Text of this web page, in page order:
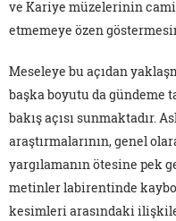
ve Kariye müzelerinin cami
etmemeye özen
Meseleye bu açıdan
başka boyutu da gündeme
bakış açısı sunmaktadır.
araştırmalarının, genel
yargılamanın ötesine pek
metinler labirentinde
kesimleri arasındaki